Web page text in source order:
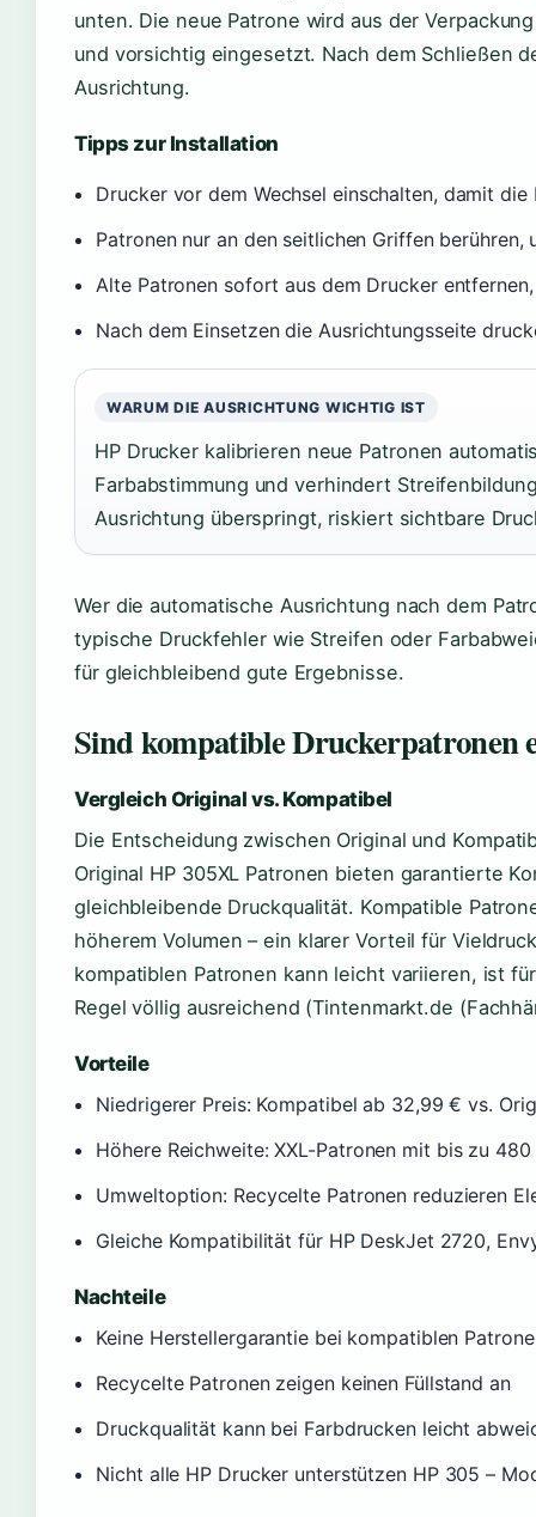
unten. Die neue Patrone wird aus der
und vorsichtig eingesetzt. Nach dem Schließen
Ausrichtung.
Tipps zur Installation
Drucker vor dem Wechsel einschalten, damit
Patronen nur an den seitlichen Griffen berühren,
Alte Patronen sofort aus dem Drucker
Nach dem Einsetzen die Ausrichtungsseite
WARUM DIE AUSRICHTUNG WICHTIG IST
HP Drucker kalibrieren neue Patronen
Farbabstimmung und verhindert
Ausrichtung überspringt, riskiert sichtbare
Wer die automatische Ausrichtung nach dem
typische Druckfehler wie Streifen oder
für gleichbleibend gute Ergebnisse.
Sind kompatible Druckerpatronen
Vergleich Original vs. Kompatibel
Die Entscheidung zwischen Original und
Original HP 305XL Patronen bieten garantierte
gleichbleibende Druckqualität. Kompatible
höherem Volumen – ein klarer Vorteil für
kompatiblen Patronen kann leicht variieren, ist
Regel völlig ausreichend (Tintenmarkt.de
Vorteile
Niedrigerer Preis: Kompatibel ab 32,99 € vs.
Höhere Reichweite: XXL-Patronen mit bis zu
Umweltoption: Recycelte Patronen reduzieren
Gleiche Kompatibilität für HP DeskJet 2720,
Nachteile
Keine Herstellergarantie bei kompatiblen
Recycelte Patronen zeigen keinen Füllstand an
Druckqualität kann bei Farbdrucken leicht
Nicht alle HP Drucker unterstützen HP 305 –